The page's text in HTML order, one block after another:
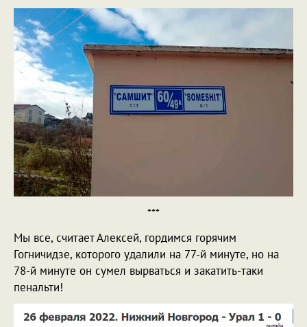
***
Мы все, считает Алексей, гордимся горячим
Гогничидзе, которого удалили на 77-й минуте, но на
78-й минуте он сумел вырваться и закатить-таки
пенальти!